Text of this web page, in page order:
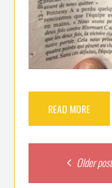
READ MORE
Posts Older